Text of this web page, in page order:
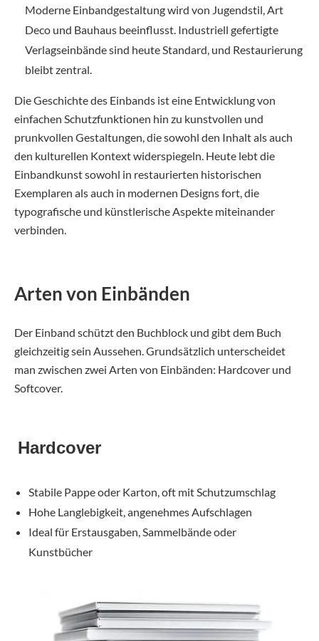
Moderne Einbandgestaltung wird von Jugendstil, Art
Deco und Bauhaus beeinflusst. Industriell gefertigte
Verlagseinbände sind heute Standard, und Restaurierung
bleibt zentral.
Die Geschichte des Einbands ist eine Entwicklung von
einfachen Schutzfunktionen hin zu kunstvollen und
prunkvollen Gestaltungen, die sowohl den Inhalt als auch
den kulturellen Kontext widerspiegeln. Heute lebt die
Einbandkunst sowohl in restaurierten historischen
Exemplaren als auch in modernen Designs fort, die
typografische und künstlerische Aspekte miteinander
verbinden.
Arten von Einbänden
Der Einband schützt den Buchblock und gibt dem Buch
gleichzeitig sein Aussehen. Grundsätzlich unterscheidet
man zwischen zwei Arten von Einbänden: Hardcover und
Softcover.
Hardcover
Stabile Pappe oder Karton, oft mit Schutzumschlag
Hohe Langlebigkeit, angenehmes Aufschlagen
Ideal für Erstausgaben, Sammelbände oder
Kunstbücher